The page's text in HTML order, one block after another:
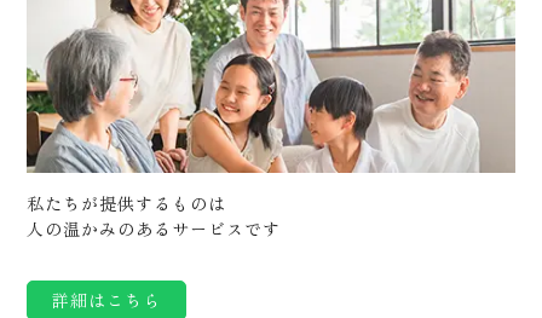
私たちが提供するものは
人の温かみのあるサービスです
詳細はこちら